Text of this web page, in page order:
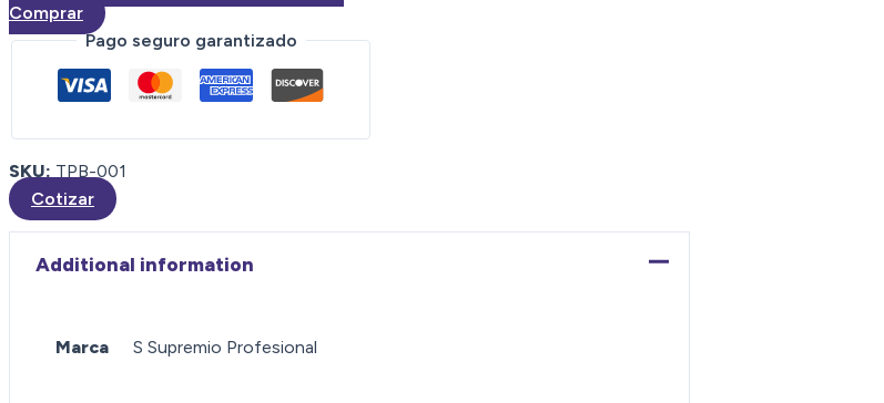
Comprar
Pago seguro garantizado
SKU: TPB-001
Cotizar
Additional information
Marca S Supremio Profesional